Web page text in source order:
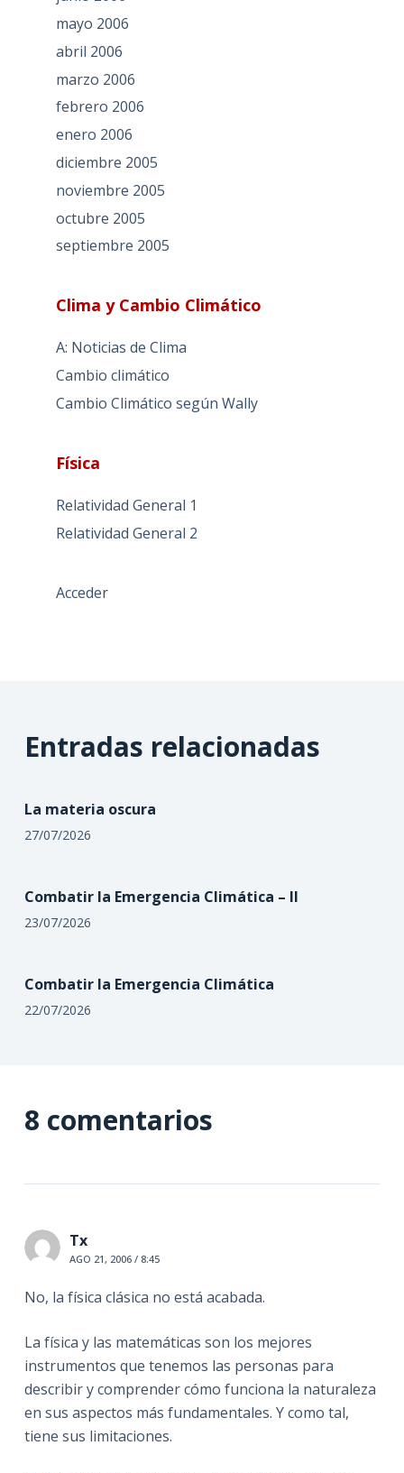
mayo 2006
abril 2006
marzo 2006
febrero 2006
enero 2006
diciembre 2005
noviembre 2005
octubre 2005
septiembre 2005
Clima y Cambio Climático
A: Noticias de Clima
Cambio climático
Cambio Climático según Wally
Física
Relatividad General 1
Relatividad General 2
Acceder
Entradas relacionadas
La materia oscura
27/07/2026
Combatir la Emergencia Climática – II
23/07/2026
Combatir la Emergencia Climática
22/07/2026
8 comentarios
Tx
AGO 21, 2006 / 8:45
No, la física clásica no está acabada.
La física y las matemáticas son los mejores
instrumentos que tenemos las personas para
describir y comprender cómo funciona la naturaleza
en sus aspectos más fundamentales. Y como tal,
tiene sus limitaciones.